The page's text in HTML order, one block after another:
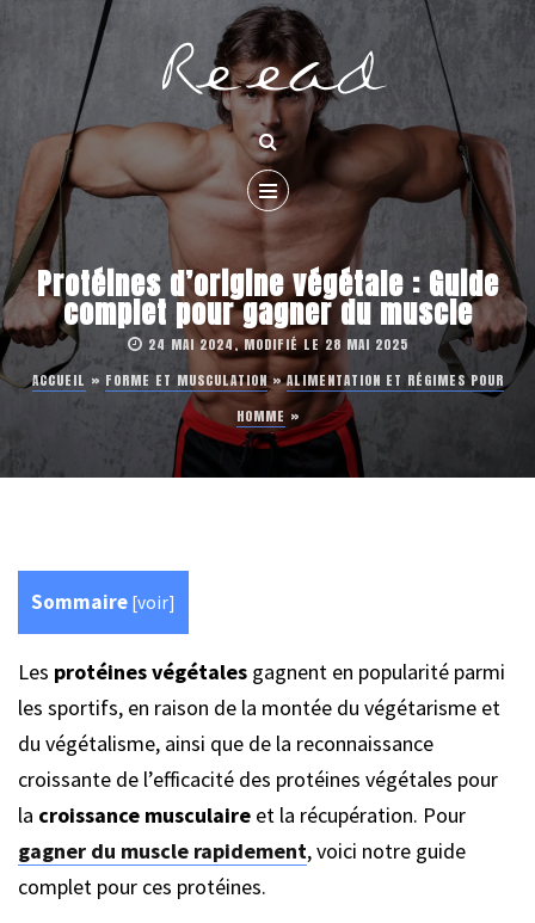
Protéines d’origine végétale : Guide
complet pour gagner du muscle
24 MAI 2024, MODIFIÉ LE 28 MAI 2025
ACCUEIL » FORME ET MUSCULATION»ALIMENTATION ET RÉGIMES POUR
HOMME »
Sommaire [voir]
Les protéines végétales gagnent en popularité parmi
les sportifs, en raison de la montée du végétarisme et
du végétalisme, ainsi que de la reconnaissance
croissante de l’efficacité des protéines végétales pour
la croissance musculaire et la récupération. Pour
gagner du muscle rapidement, voici notre guide
complet pour ces protéines.